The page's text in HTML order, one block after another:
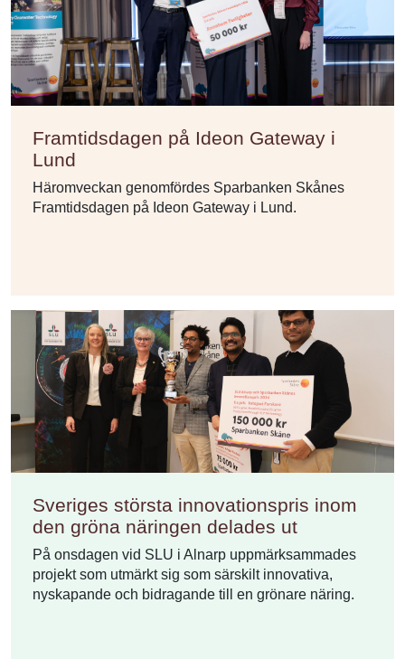
Framtidsdagen på Ideon Gateway i
Lund
Häromveckan genomfördes Sparbanken Skånes
Framtidsdagen på Ideon Gateway i Lund.
Sveriges största innovationspris inom
den gröna näringen delades ut
På onsdagen vid SLU i Alnarp uppmärksammades
projekt som utmärkt sig som särskilt innovativa,
nyskapande och bidragande till en grönare näring.